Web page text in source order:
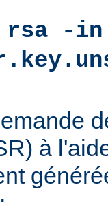
rsa -
à